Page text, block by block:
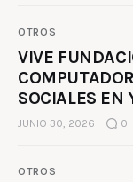
OTROS
VIVE
SOCIALES EN
JUNIO 30, 2026 0
OTROS